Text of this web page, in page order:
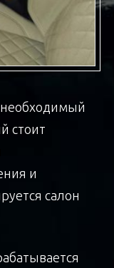
стоит
и
салон